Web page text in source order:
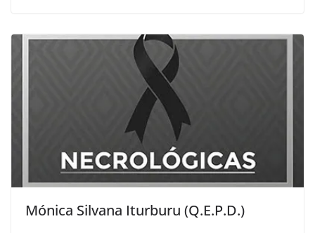
Mónica Silvana Iturburu (Q.E.P.D.)